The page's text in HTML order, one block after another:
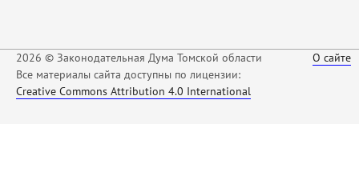
2026 © Законодательная Дума Томской области
Все материалы сайта доступны по лицензии:
Creative Commons Attribution 4.0 International
О сайте